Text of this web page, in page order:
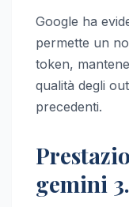
Google ha
permette un
token,
qualità degli
precedenti.
gemini